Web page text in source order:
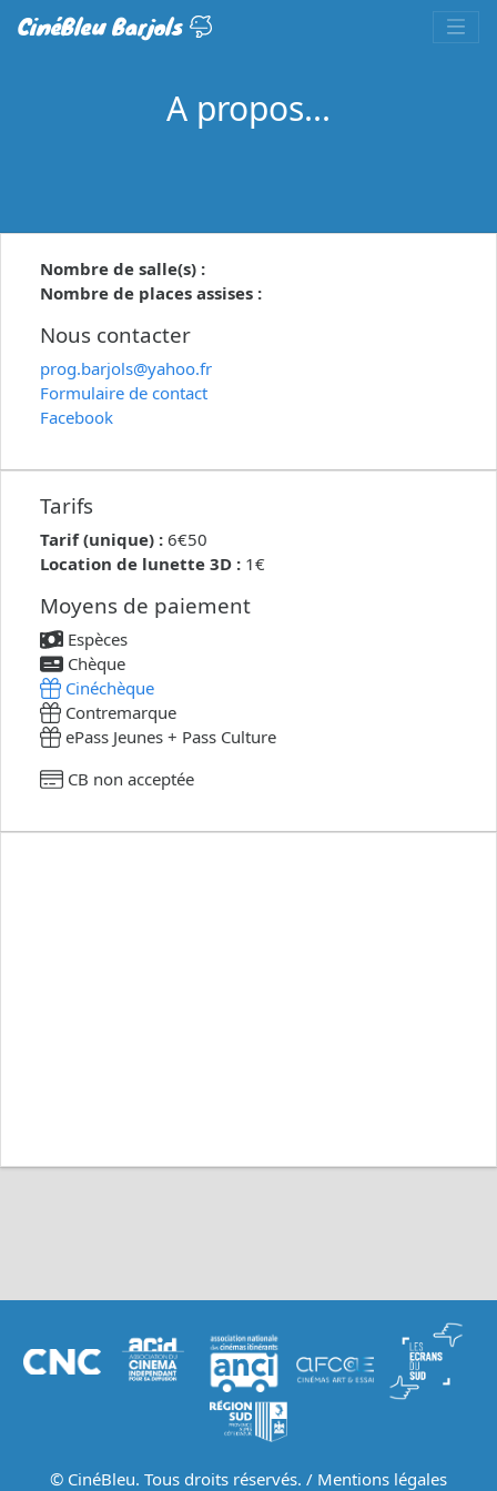
CinéBleu Barjols
A propos...
Nombre de salle(s) :
Nombre de places assises :
Nous contacter
prog.barjols@yahoo.fr
Formulaire de contact
Facebook
Tarifs
Tarif (unique) : 6€50
Location de lunette 3D : 1€
Moyens de paiement
Espèces
Chèque
Cinéchèque
Contremarque
ePass Jeunes + Pass Culture
CB non acceptée
© CinéBleu. Tous droits réservés. / Mentions légales